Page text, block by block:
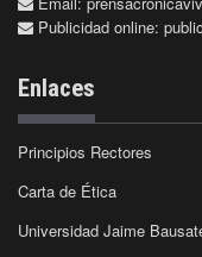
Publicidad online:
Enlaces
Principios Rectores
Carta de Ética
Universidad Jaime